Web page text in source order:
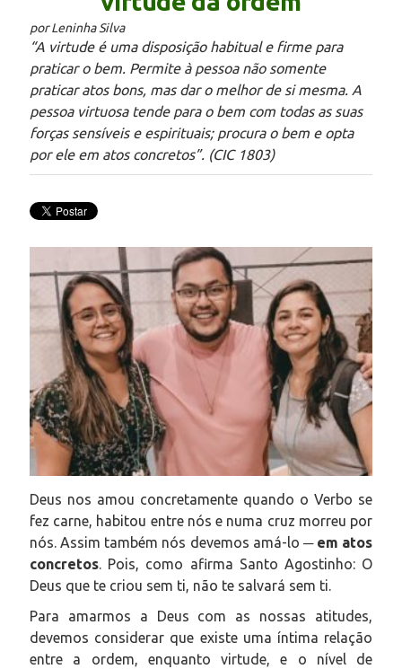
por Leninha Silva
“A virtude é uma disposição habitual e firme para
praticar o bem. Permite à pessoa não somente
praticar atos bons, mas dar o melhor de si mesma. A
pessoa virtuosa tende para o bem com todas as suas
forças sensíveis e espirituais; procura o bem e opta
por ele em atos concretos”. (CIC 1803)
Deus nos amou concretamente quando o Verbo se
fez carne, habitou entre nós e numa cruz morreu por
nós. Assim também nós devemos amá-lo ─em atos
concretos. Pois, como afirma Santo Agostinho: O
Deus que te criou sem ti, não te salvará sem ti.
Para amarmos a Deus com as nossas atitudes,
devemos considerar que existe uma íntima relação
entre a ordem, enquanto virtude, e o nível de